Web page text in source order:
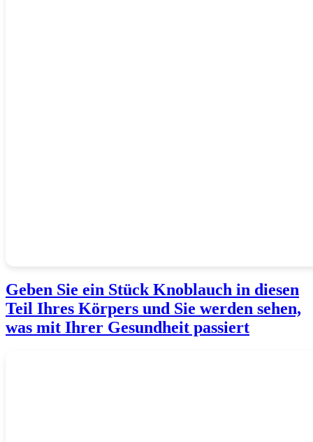
Geben Sie ein Stück Knoblauch in diesen
Teil Ihres Körpers und Sie werden sehen,
was mit Ihrer Gesundheit passiert